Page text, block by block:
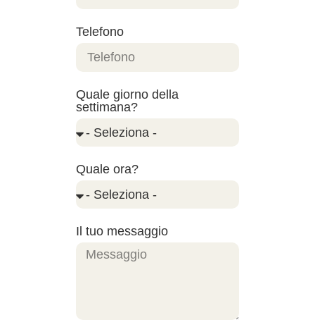
Telefono
Quale giorno della
settimana?
Quale ora?
Il tuo messaggio